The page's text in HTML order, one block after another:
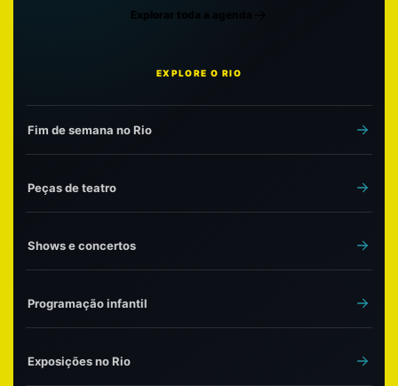
Explorar toda a agenda
EXPLORE O RIO
Fim de semana no Rio
Peças de teatro
Shows e concertos
Programação infantil
Exposições no Rio